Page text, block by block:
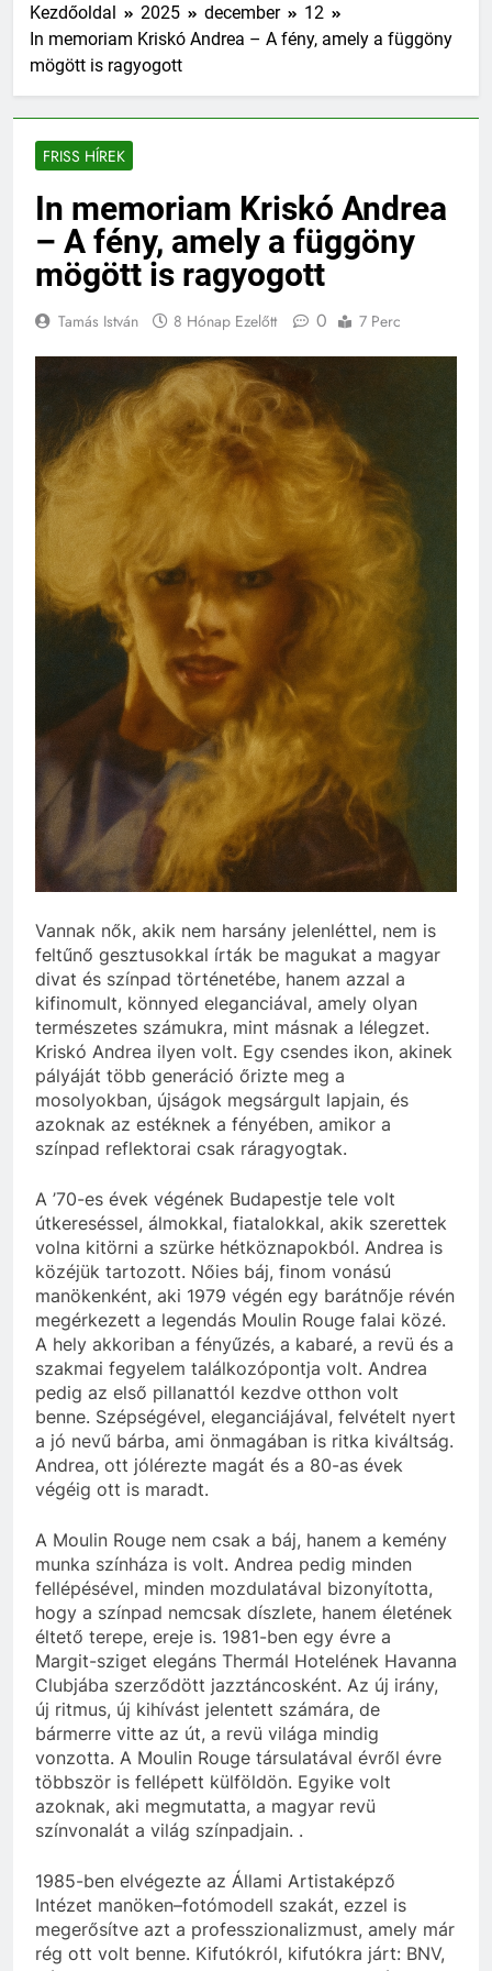
Kezdőoldal 2025 december
12
In memoriam Kriskó Andrea – A fény, amely a függöny
mögött is ragyogott
FRISS HÍREK
In memoriam Kriskó Andrea
– A fény, amely a függöny
mögött is ragyogott
Tamás István 8 Hónap Ezelőtt 0 7 Perc
Vannak nők, akik nem harsány jelenléttel, nem is
feltűnő gesztusokkal írták be magukat a magyar
divat és színpad történetébe, hanem azzal a
kifinomult, könnyed eleganciával, amely olyan
természetes számukra, mint másnak a lélegzet.
Kriskó Andrea ilyen volt. Egy csendes ikon, akinek
pályáját több generáció őrizte meg a
mosolyokban, újságok megsárgult lapjain, és
azoknak az estéknek a fényében, amikor a
színpad reflektorai csak ráragyogtak.
A ’70-es évek végének Budapestje tele volt
útkereséssel, álmokkal, fiatalokkal, akik szerettek
volna kitörni a szürke hétköznapokból. Andrea is
közéjük tartozott. Nőies báj, finom vonású
manökenként, aki 1979 végén egy barátnője révén
megérkezett a legendás Moulin Rouge falai közé.
A hely akkoriban a fényűzés, a kabaré, a revü és a
szakmai fegyelem találkozópontja volt. Andrea
pedig az első pillanattól kezdve otthon volt
benne. Szépségével, eleganciájával, felvételt nyert
a jó nevű bárba, ami önmagában is ritka kiváltság.
Andrea, ott jólérezte magát és a 80-as évek
végéig ott is maradt.
A Moulin Rouge nem csak a báj, hanem a kemény
munka színháza is volt. Andrea pedig minden
fellépésével, minden mozdulatával bizonyította,
hogy a színpad nemcsak díszlete, hanem életének
éltető terepe, ereje is. 1981-ben egy évre a
Margit-sziget elegáns Thermál Hotelének Havanna
Clubjába szerződött jazztáncosként. Az új irány,
új ritmus, új kihívást jelentett számára, de
bármerre vitte az út, a revü világa mindig
vonzotta. A Moulin Rouge társulatával évről évre
többször is fellépett külföldön. Egyike volt
azoknak, aki megmutatta, a magyar revü
színvonalát a világ színpadjain. .
1985-ben elvégezte az Állami Artistaképző
Intézet manöken–fotómodell szakát, ezzel is
megerősítve azt a professzionalizmust, amely már
rég ott volt benne. Kifutókról, kifutókra járt: BNV,